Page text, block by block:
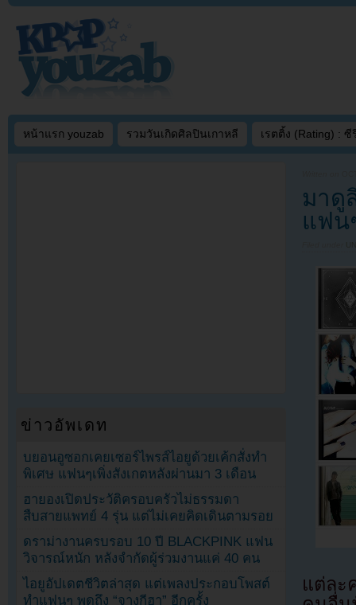
หน้าแรก youzab รวมวันเกิดศิลปินเกาหลี เรตติ้ง (Rating) : ซี
มาดู
แฟน
แต่ละ
ข่าวอัพเดท
บยอนอูซอกเคยเซอร์ไพรส์ไอยูด้วยเค้กสั่งทำ
พิเศษ แฟนๆเพิ่งสังเกตหลังผ่านมา 3 เดือน
ฮายองเปิดประวัติครอบครัวไม่ธรรมดา
สืบสายแพทย์ 4 รุ่น แต่ไม่เคยคิดเดินตามรอย
ดราม่างานครบรอบ 10 ปี BLACKPINK แฟน
วิจารณ์หนัก หลังจำกัดผู้ร่วมงานแค่ 40 คน
ไอยูอัปเดตชีวิตล่าสุด แต่เพลงประกอบโพสต์
ทำแฟนๆ พูดถึง “จางกีฮา” อีกครั้ง